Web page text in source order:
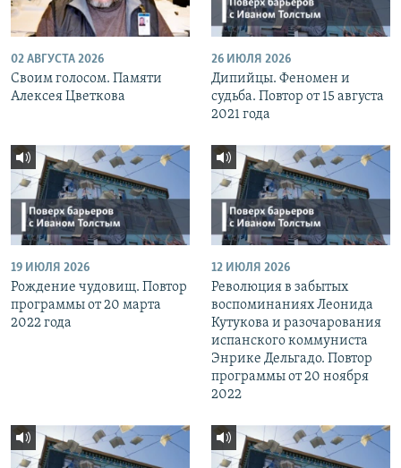
02 АВГУСТА 2026
Своим голосом. Памяти
Алексея Цветкова
26 ИЮЛЯ 2026
Дипийцы. Феномен и
судьба. Повтор от 15 августа
2021 года
19 ИЮЛЯ 2026
Рождение чудовищ. Повтор
программы от 20 марта
2022 года
12 ИЮЛЯ 2026
Революция в забытых
воспоминаниях Леонида
Кутукова и разочарования
испанского коммуниста
Энрике Дельгадо. Повтор
программы от 20 ноября
2022